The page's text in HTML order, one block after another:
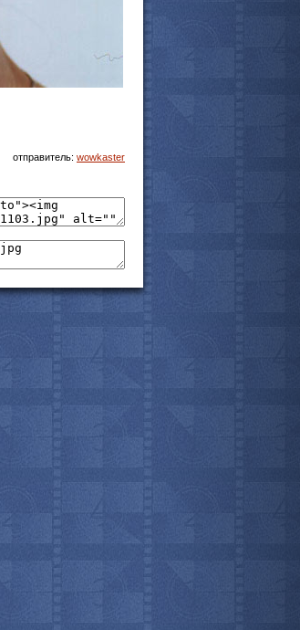
отправитель: wowkaster